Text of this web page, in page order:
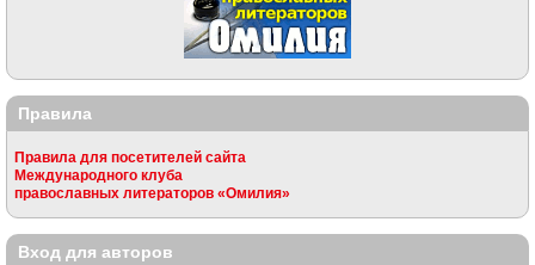
Правила
Правила для посетителей сайта
Международного клуба
православных литераторов «Омилия»
Вход для авторов